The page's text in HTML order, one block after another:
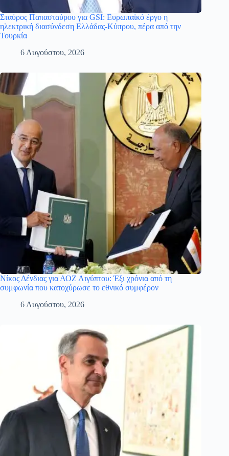
Σταύρος Παπασταύρου για GSI: Ευρωπαϊκό έργο η
ηλεκτρική διασύνδεση Ελλάδας-Κύπρου, πέρα από την
Τουρκία
6 Αυγούστου, 2026
Νίκος Δένδιας για ΑΟΖ Αιγύπτου: Έξι χρόνια από τη
συμφωνία που κατοχύρωσε το εθνικό συμφέρον
6 Αυγούστου, 2026